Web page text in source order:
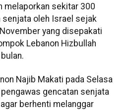
melaporkan sekitar 300
senjata oleh Israel sejak
yang disepakati
Lebanon Hizbullah
Najib Makati pada Selasa
gencatan senjata
berhenti melanggar